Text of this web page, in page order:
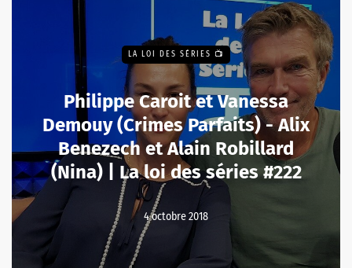
LA LOI DES SÉRIES 📺
Philippe Caroit et Vanessa
Demouy (Crimes Parfaits) - Alix
Benezech et Alain Robillard
(Nina) | La loi des séries #222
4 octobre 2018